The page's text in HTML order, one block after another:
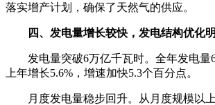
落实增产计划，确保了天然气的供应。
四、发电量增长较快，发电结构优化
发电量突破6万亿千瓦时。全年发电量
上年增长5.6%，增速加快5.3个百分点。
月度发电量稳步回升。从月度规模以